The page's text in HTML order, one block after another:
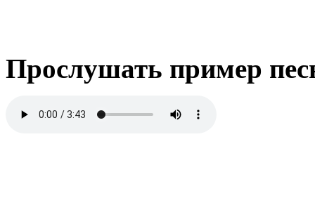
Прослушать пример